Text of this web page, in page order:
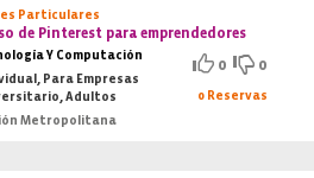
Particulares
de Pinterest para emprendedores
Y Computación
Para Empresas
Adultos
Metropolitana
0 0
0 Reservas